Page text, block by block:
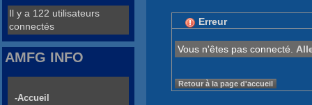
Erreur
Vous n'êtes pas connecté.
Retour à la page d'accueil
Il y a 122 utilisateurs
connectés
AMFG INFO
-Accueil